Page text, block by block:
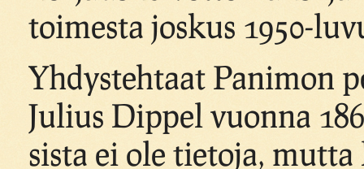
toimesta joskus 1950-
Yhdystehtaat Panimon
Julius Dippel vuonna
sista ei ole tietoja,